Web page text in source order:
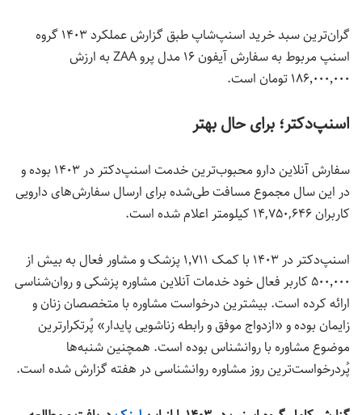
گران‌ترین سبد خرید اسنپ‌شاپ طبق گزارش عملکرد ۱۴۰۳ گروه
اسنپ مربوط به سفارش آیفون ۱۶ مدل پرو ZAA به ارزش
۱۸۶٬۰۰۰٬۰۰۰ تومان است.
اسنپ‌دکتر؛ برای حال بهتر
سفارش آنلاین دارو محبوب‌ترین خدمت اسنپ‌دکتر در ۱۴۰۳ بوده و
در این سال مجموع مسافت طی‌شده برای ارسال سفارش‌های دارویی
کاربران ۱۴,۷۵۰,۶۴۶ کیلومتر اعلام شده است.
اسنپ‌دکتر در ۱۴۰۳ با کمک ۱٬۷۱۱ پزشک و مشاور فعال به بیش از
۵۰۰٬۰۰۰ کاربر فعال خود خدمات آنلاین مشاوره پزشکی و روان‌شناسی
ارائه کرده است. بیشترین درخواست مشاوره با متخصصان زنان و
زایمان بوده و «ازدواج موفق و رابطه زناشویی پایدار» پُرتکرارترین
موضوع مشاوره با روانشناس بوده است. همچنین شنبه‌ها
پُردرخواست‌ترین روز مشاوره روانشناسی در هفته گزارش شده است.